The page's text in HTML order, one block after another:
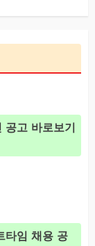
공고 바로보기
타임 채용 공